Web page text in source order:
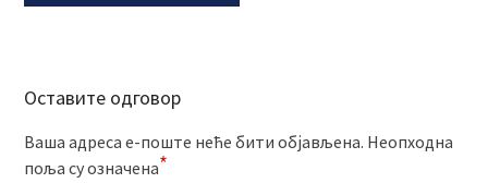
Оставите одговор
Ваша адреса е-поште неће бити објављена. Неопходна
поља су означена*